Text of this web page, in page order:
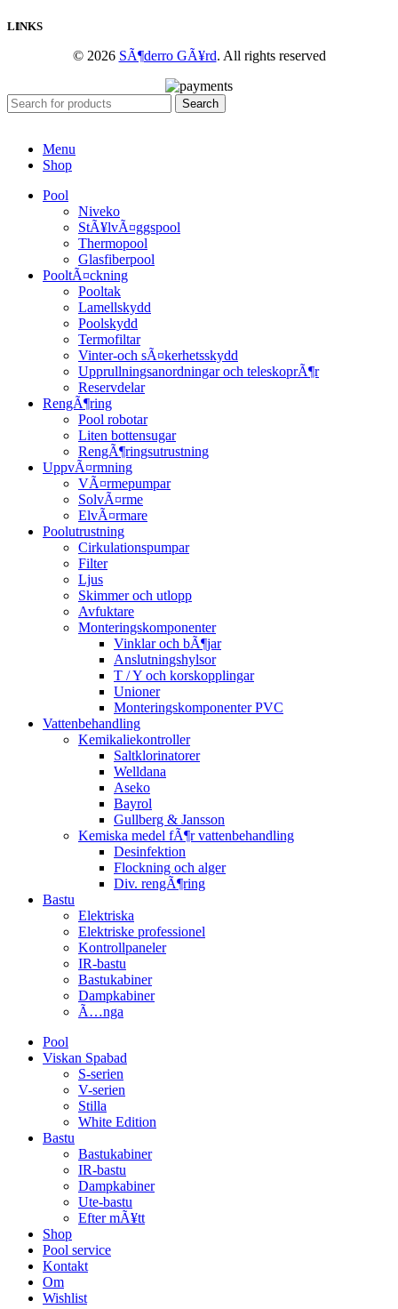
LINKS
© 2026 SÃ¶derro GÃ¥rd. All rights reserved
Search
Menu
Shop
Pool
Niveko
StÃ¥lvÃ¤ggspool
Thermopool
Glasfiberpool
PooltÃ¤ckning
Pooltak
Lamellskydd
Poolskydd
Termofiltar
Vinter-och sÃ¤kerhetsskydd
Upprullningsanordningar och teleskoprÃ¶r
Reservdelar
RengÃ¶ring
Pool robotar
Liten bottensugar
RengÃ¶ringsutrustning
UppvÃ¤rmning
VÃ¤rmepumpar
SolvÃ¤rme
ElvÃ¤rmare
Poolutrustning
Cirkulationspumpar
Filter
Ljus
Skimmer och utlopp
Avfuktare
Monteringskomponenter
Vinklar och bÃ¶jar
Anslutningshylsor
T / Y och korskopplingar
Unioner
Monteringskomponenter PVC
Vattenbehandling
Kemikaliekontroller
Saltklorinatorer
Welldana
Aseko
Bayrol
Gullberg & Jansson
Kemiska medel fÃ¶r vattenbehandling
Desinfektion
Flockning och alger
Div. rengÃ¶ring
Bastu
Elektriska
Elektriske professionel
Kontrollpaneler
IR-bastu
Bastukabiner
Dampkabiner
Ã…nga
Pool
Viskan Spabad
S-serien
V-serien
Stilla
White Edition
Bastu
Bastukabiner
IR-bastu
Dampkabiner
Ute-bastu
Efter mÃ¥tt
Shop
Pool service
Kontakt
Om
Wishlist